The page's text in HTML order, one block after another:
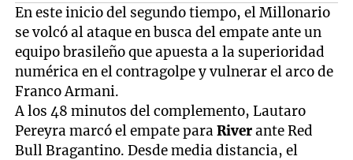
En este inicio del segundo tiempo, el Millonario
se volcó al ataque en busca del empate ante un
equipo brasileño que apuesta a la superioridad
numérica en el contragolpe y vulnerar el arco de
Franco Armani.
A los 48 minutos del complemento, Lautaro
Pereyra marcó el empate paraRiverante Red
Bull Bragantino. Desde media distancia, el